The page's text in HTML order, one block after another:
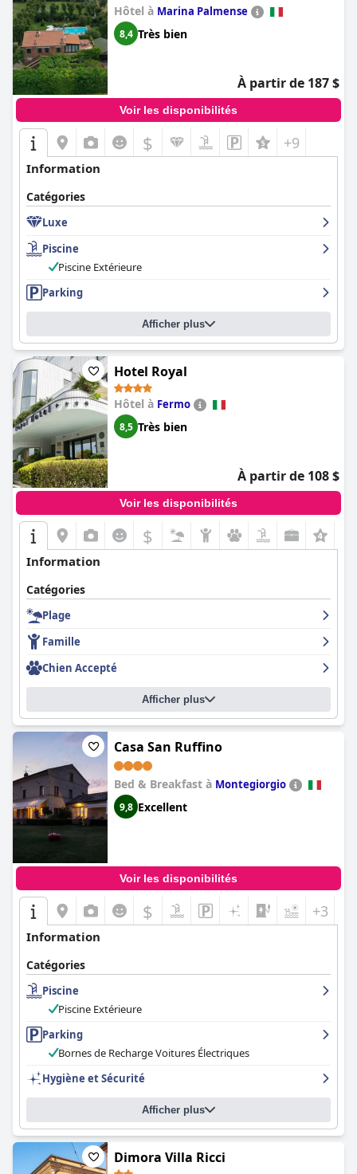
Hôtel à Marina Palmense
8,4 Très bien
À partir de 187 $
Voir les disponibilités
$ +9
Information
Catégories
Luxe
Piscine
Piscine Extérieure
Parking
Afficher plus
Hotel Royal
Hôtel à Fermo
8,5 Très bien
À partir de 108 $
Voir les disponibilités
$
Information
Catégories
Plage
Famille
Chien Accepté
Afficher plus
Casa San Ruffino
Bed & Breakfast à Montegiorgio
9,8 Excellent
Voir les disponibilités
$ +3
Information
Catégories
Piscine
Piscine Extérieure
Parking
Bornes de Recharge Voitures Électriques
Hygiène et Sécurité
Afficher plus
Dimora Villa Ricci